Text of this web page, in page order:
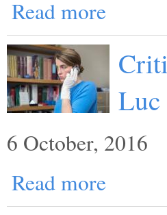
Read more
Luc
6 October, 2016
Read more